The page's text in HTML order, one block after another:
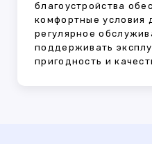
благоустройства
комфортные условия
регулярное
поддерживать
пригодность и